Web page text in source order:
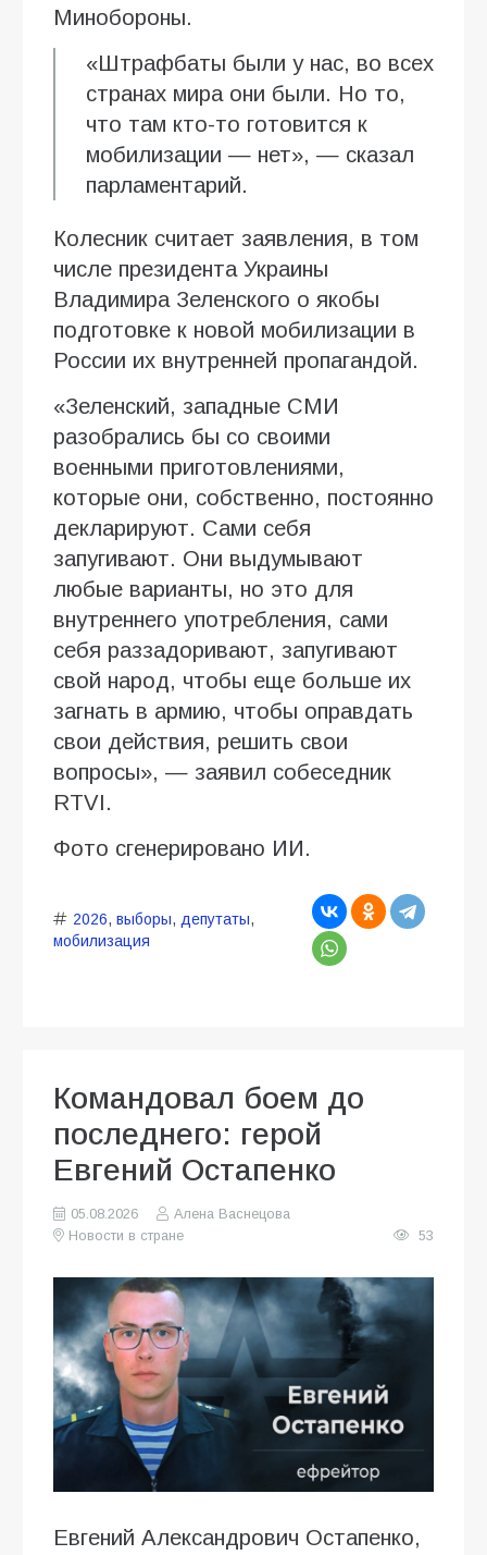
Минобороны.
«Штрафбаты были у нас, во всех
странах мира они были. Но то,
что там кто-то готовится к
мобилизации — нет», — сказал
парламентарий.
Колесник считает заявления, в том
числе президента Украины
Владимира Зеленского о якобы
подготовке к новой мобилизации в
России их внутренней пропагандой.
«Зеленский, западные СМИ
разобрались бы со своими
военными приготовлениями,
которые они, собственно, постоянно
декларируют. Сами себя
запугивают. Они выдумывают
любые варианты, но это для
внутреннего употребления, сами
себя раззадоривают, запугивают
свой народ, чтобы еще больше их
загнать в армию, чтобы оправдать
свои действия, решить свои
вопросы», — заявил собеседник
RTVI.
Фото сгенерировано ИИ.
2026, выборы, депутаты,
мобилизация
Командовал боем до
последнего: герой
Евгений Остапенко
05.08.2026
Алена Васнецова
Новости в стране
53
Евгений Александрович Остапенко,